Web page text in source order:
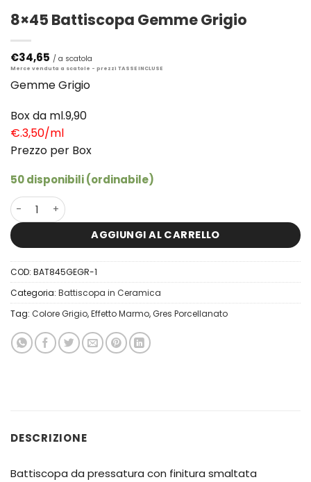
8×45 Battiscopa Gemme Grigio
€34,65
Gemme Grigio
Box da ml.9,90
€.3,50/ml
Prezzo per Box
50 disponibili (ordinabile)
8×45 Battiscopa Gemme Grigio quantità
AGGIUNGI AL CARRELLO
COD: BAT845GEGR-1
Categoria: Battiscopa in Ceramica
Tag: Colore Grigio,Effetto Marmo, Gres Porcellanato
DESCRIZIONE
Battiscopa da pressatura con finitura smaltata